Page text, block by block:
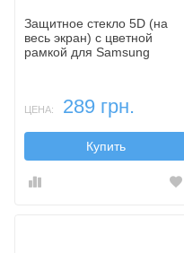
Защитное стекло 5D (на
весь экран) с цветной
рамкой для Samsung
ЦЕНА: 289 грн.
Купить